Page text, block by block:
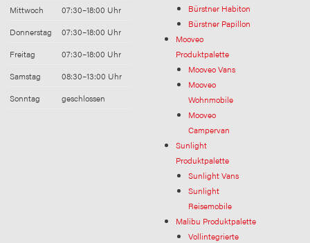
Mittwoch
07:30–18:00 Uhr
Donnerstag
07:30–18:00 Uhr
Freitag
07:30–18:00 Uhr
Samstag
08:30–13:00 Uhr
Sonntag
geschlossen
Bürstner Habiton
Bürstner Papillon
Mooveo
Produktpalette
Mooveo Vans
Mooveo
Wohnmobile
Mooveo
Campervan
Sunlight
Produktpalette
Sunlight Vans
Sunlight
Reisemobile
Malibu Produktpalette
Vollintegrierte